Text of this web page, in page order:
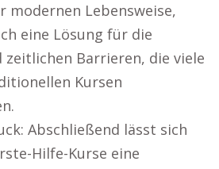
modernen Lebensweise,
eine Lösung für die
zeitlichen Barrieren, die viele
Kursen
Abschließend lässt sich
Hilfe-Kurse eine